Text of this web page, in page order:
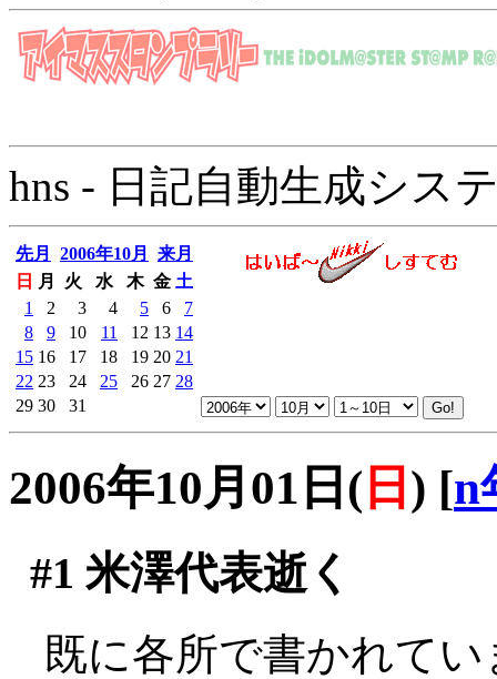
hns - 日記自動生成シス
先月 2006年10月
来月
日
月 火 水 木 金 土
1
2 3 4 5 6
7
8
9 10 11 12 13 14
15 16 17 18 19 20 21
22 23 24 25 26 27 28
29 30 31
2006年10月01日( 日 ) [n
#1 米澤代表逝く
既に各所で書かれて